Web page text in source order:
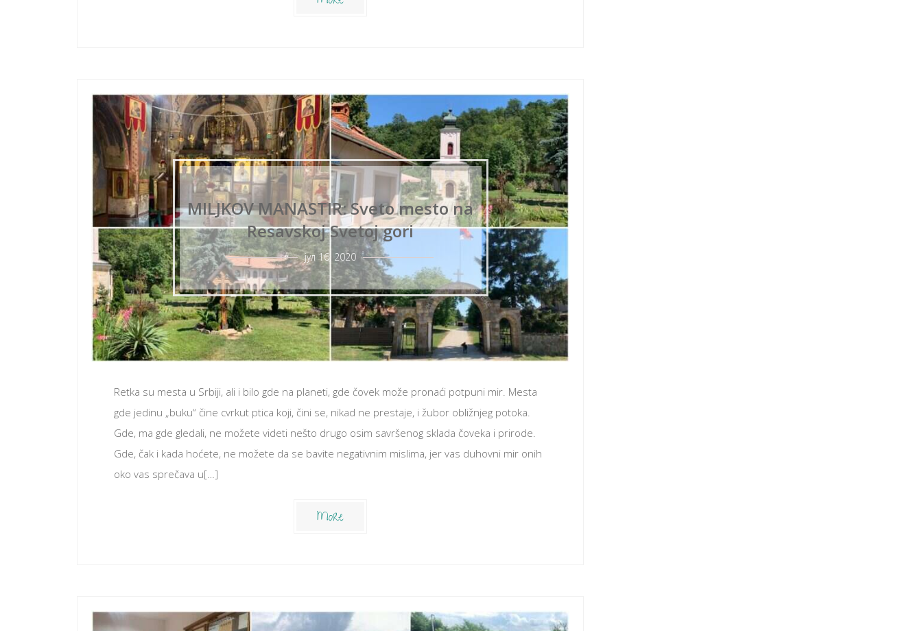
MILJKOV MANASTIR: Sveto mesto na
Resavskoj Svetoj gori
јул 16, 2020
Retka su mesta u Srbiji, ali i bilo gde na planeti, gde čovek može pronaći potpuni mir. Mesta
gde jedinu „buku“ čine cvrkut ptica koji, čini se, nikad ne prestaje, i žubor obližnjeg potoka.
Gde, ma gde gledali, ne možete videti nešto drugo osim savršenog sklada čoveka i prirode.
Gde, čak i kada hoćete, ne možete da se bavite negativnim mislima, jer vas duhovni mir onih
oko vas sprečava u[…]
More